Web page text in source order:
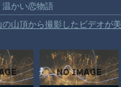
かい恋物語
の山頂から撮影したビデオが
た男性が雷に打たれる事故。
パンダｗｗｗ